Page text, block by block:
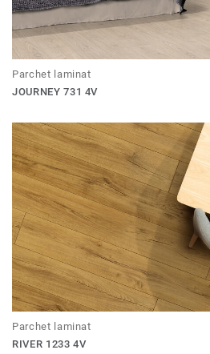
Parchet laminat
JOURNEY 731 4V
Parchet laminat
RIVER 1233 4V